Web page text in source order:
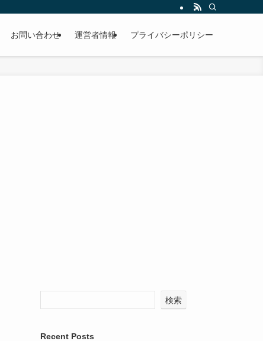
お問い合わせ 運営者情報 プライバシーポリシー
検索
Recent Posts